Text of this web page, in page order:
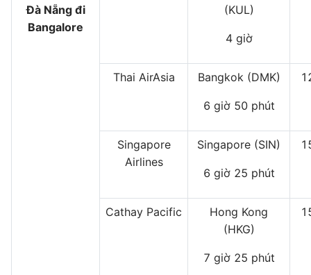
Đà Nẵng đi
Bangalore
(KUL)
4 giờ
Thai AirAsia Bangkok (DMK)
6 giờ 50 phút
Singapore
Airlines
Singapore (SIN)
6 giờ 25 phút
Cathay Pacific
Hong Kong
(HKG)
7 giờ 25 phút